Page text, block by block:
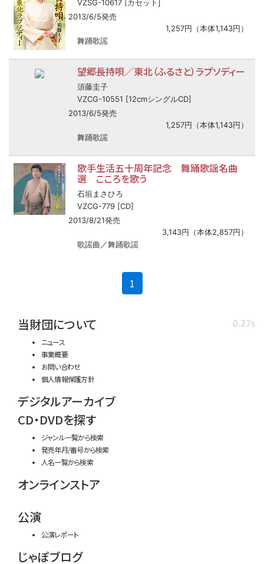
VZSG-10617 [カセット]
2013/6/5発売
1,257円（本体1,143円）
舞踊歌謡
望郷長持唄／東北（ふるさと）ラプソディー
須藤圭子
VZCG-10551 [12cmシングルCD]
2013/6/5発売
1,257円（本体1,143円）
舞踊歌謡
歌手生活五十周年記念 舞踊歌謡名曲
選 こころを歌う
石垣まさひろ
VZCG-779 [CD]
2013/8/21発売
3,143円（本体2,857円）
歌謡曲／舞踊歌謡
1
0.27s
当財団について
ニュース
事業概要
お問い合わせ
個人情報保護方針
デジタルアーカイブ
CD・DVDを探す
ジャンル一覧から検索
発売年月/番号から検索
人名一覧から検索
オンラインストア
公演
公演レポート
じゃぽブログ